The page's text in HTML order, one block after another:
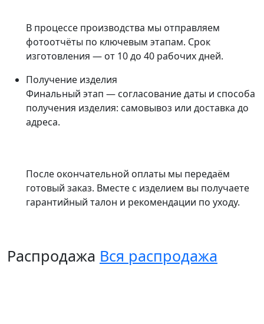
В процессе производства мы отправляем
фотоотчёты по ключевым этапам. Срок
изготовления — от 10 до 40 рабочих дней.
Получение изделия
Финальный этап — согласование даты и способа
получения изделия: самовывоз или доставка до
адреса.
После окончательной оплаты мы передаём
готовый заказ. Вместе с изделием вы получаете
гарантийный талон и рекомендации по уходу.
Распродажа Вся распродажа